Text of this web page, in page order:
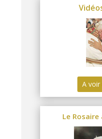
A
Le Rosaire